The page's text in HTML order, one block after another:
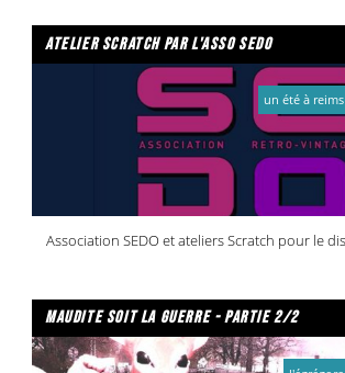
atelier scratch par l'asso sedo
un été à reims
maudite soit la guerre - partie 2/2